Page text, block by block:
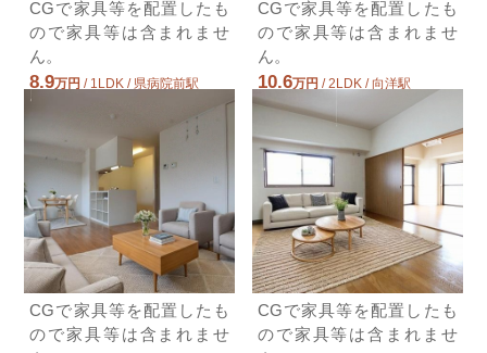
CGで家具等を配置したも
ので家具等は含まれませ
ん。
8.9万円 / 1LDK / 県病院前駅
広島県広島市南区南大河町
CGで家具等を配置したも
ので家具等は含まれませ
ん。
10.6万円 / 2LDK / 向洋駅
広島県広島市南区東雲１丁目
CGで家具等を配置したも
ので家具等は含まれませ
CGで家具等を配置したも
ので家具等は含まれませ